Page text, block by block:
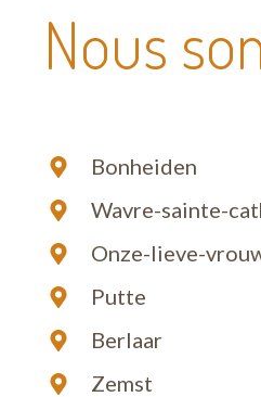
Nous
Bonheiden
Wavre-sainte-
Onze-lieve-
Putte
Berlaar
Zemst